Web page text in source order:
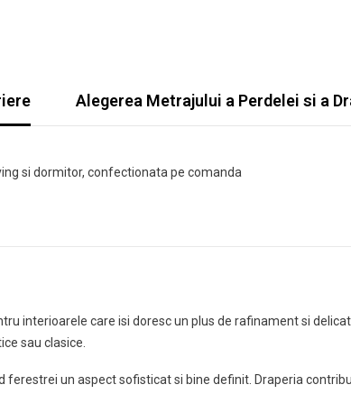
Alegerea Metrajului a Perdelei si a
si dormitor, confectionata pe comanda
interioarele care isi doresc un plus de rafinament si
sau clasice.
un aspect sofisticat si bine definit. Draperia